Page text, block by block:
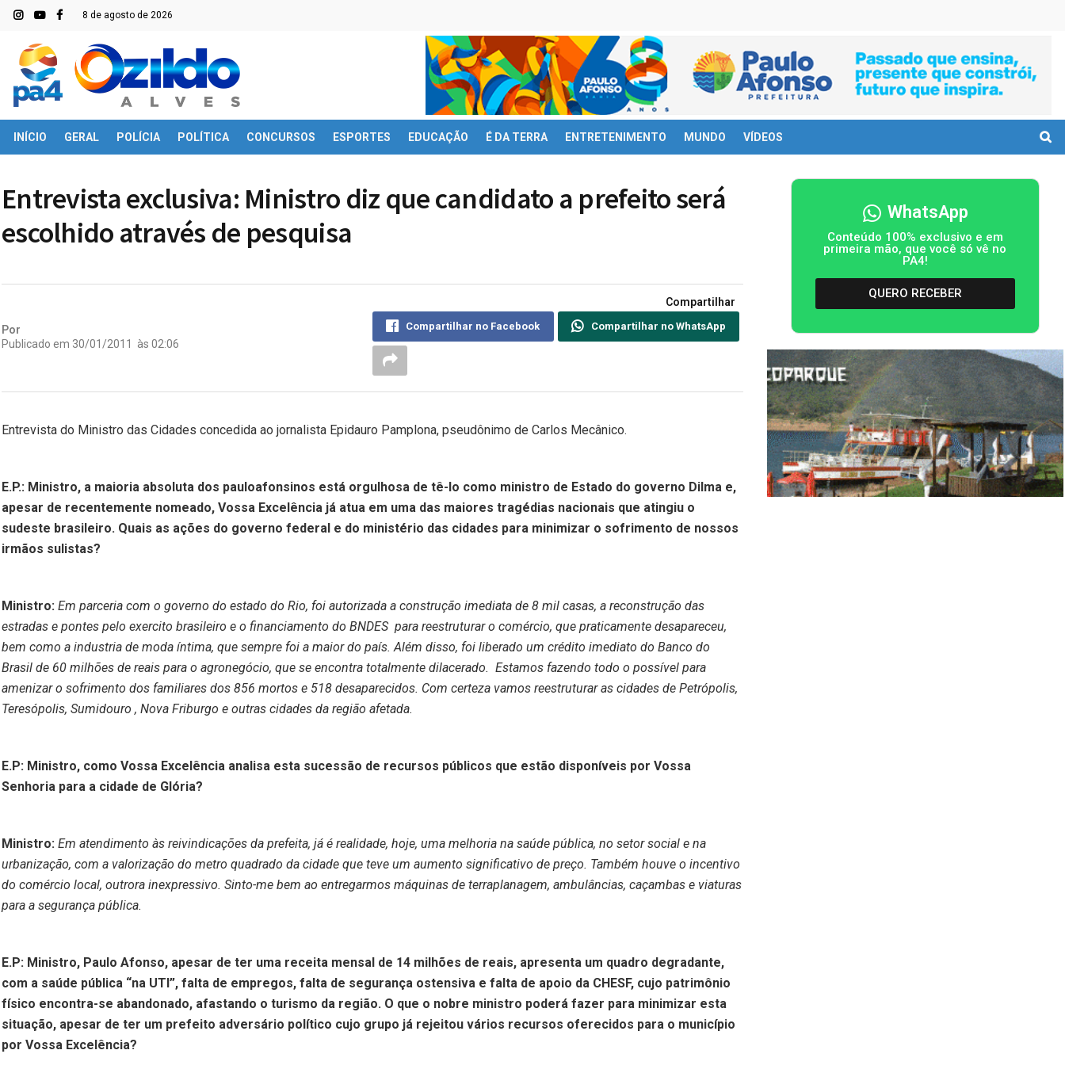
8 de agosto de 2026
INÍCIO GERAL POLÍCIA POLÍTICA CONCURSOS ESPORTES EDUCAÇÃO É DA TERRA ENTRETENIMENTO MUNDO VÍDEOS
Entrevista exclusiva: Ministro diz que candidato a prefeito será
escolhido através de pesquisa
Por
Publicado em 30/01/2011 às 02:06
Compartilhar
Compartilhar no Facebook Compartilhar no WhatsApp
Entrevista do Ministro das Cidades concedida ao jornalista Epidauro Pamplona, pseudônimo de Carlos Mecânico.
E.P.: Ministro, a maioria absoluta dos pauloafonsinos está orgulhosa de tê-lo como ministro de Estado do governo Dilma e,
apesar de recentemente nomeado, Vossa Excelência já atua em uma das maiores tragédias nacionais que atingiu o
sudeste brasileiro. Quais as ações do governo federal e do ministério das cidades para minimizar o sofrimento de nossos
irmãos sulistas?
Ministro: Em parceria com o governo do estado do Rio, foi autorizada a construção imediata de 8 mil casas, a reconstrução das
estradas e pontes pelo exercito brasileiro e o financiamento do BNDES para reestruturar o comércio, que praticamente desapareceu,
bem como a industria de moda íntima, que sempre foi a maior do país. Além disso, foi liberado um crédito imediato do Banco do
Brasil de 60 milhões de reais para o agronegócio, que se encontra totalmente dilacerado. Estamos fazendo todo o possível para
amenizar o sofrimento dos familiares dos 856 mortos e 518 desaparecidos. Com certeza vamos reestruturar as cidades de Petrópolis,
Teresópolis, Sumidouro , Nova Friburgo e outras cidades da região afetada.
E.P: Ministro, como Vossa Excelência analisa esta sucessão de recursos públicos que estão disponíveis por Vossa
Senhoria para a cidade de Glória?
Ministro: Em atendimento às reivindicações da prefeita, já é realidade, hoje, uma melhoria na saúde pública, no setor social e na
urbanização, com a valorização do metro quadrado da cidade que teve um aumento significativo de preço. Também houve o incentivo
do comércio local, outrora inexpressivo. Sinto-me bem ao entregarmos máquinas de terraplanagem, ambulâncias, caçambas e viaturas
para a segurança pública.
E.P: Ministro, Paulo Afonso, apesar de ter uma receita mensal de 14 milhões de reais, apresenta um quadro degradante,
com a saúde pública “na UTI”, falta de empregos, falta de segurança ostensiva e falta de apoio da CHESF, cujo patrimônio
físico encontra-se abandonado, afastando o turismo da região. O que o nobre ministro poderá fazer para minimizar esta
situação, apesar de ter um prefeito adversário político cujo grupo já rejeitou vários recursos oferecidos para o município
por Vossa Excelência?
WhatsApp
Conteúdo 100% exclusivo e em
primeira mão, que você só vê no
PA4!
QUERO RECEBER